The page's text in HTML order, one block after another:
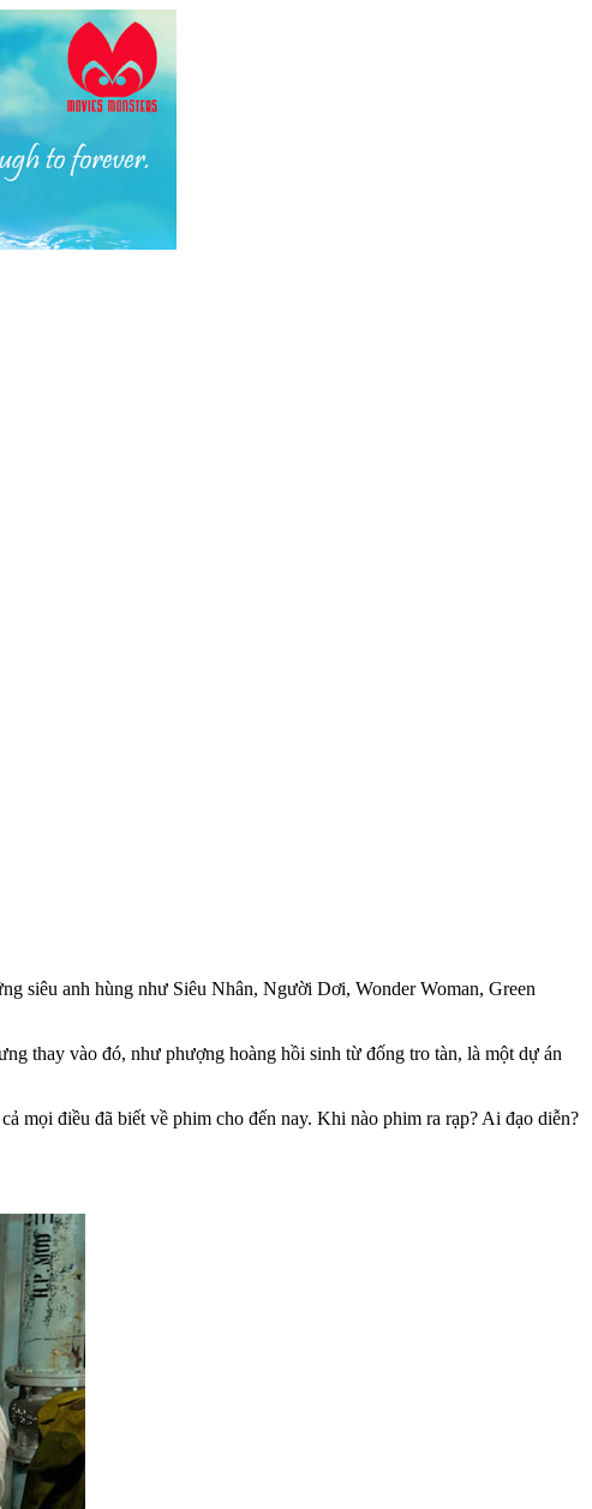
siêu anh hùng như Siêu Nhân, Người Dơi, Wonder Woman, Green
thay vào đó, như phượng hoàng hồi sinh từ đống tro tàn, là một dự án
mọi điều đã biết về phim cho đến nay. Khi nào phim ra rạp? Ai đạo diễn?